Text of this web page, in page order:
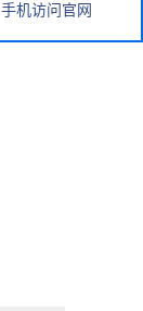
手机访问官网